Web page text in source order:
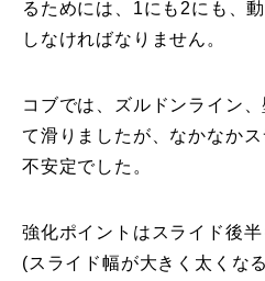
るためには、1にも2にも、
しなければなりません。
コブでは、ズルドンライン
て滑りましたが、なかなか
不安定でした。
強化ポイントはスライド後
(スライド幅が大きく太くな